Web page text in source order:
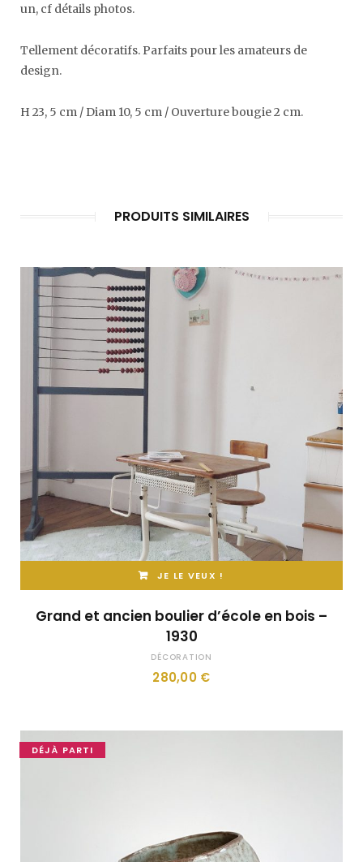
un, cf détails photos.
Tellement décoratifs. Parfaits pour les amateurs de
design.
H 23, 5 cm / Diam 10, 5 cm / Ouverture bougie 2 cm.
PRODUITS SIMILAIRES
JE LE VEUX !
Grand et ancien boulier d’école en bois –
1930
DÉCORATION
280,00 €
DÉJÀ PARTI